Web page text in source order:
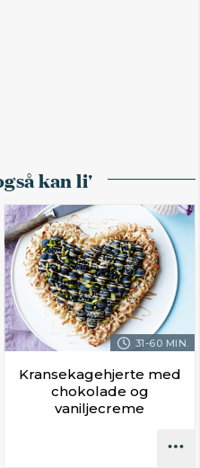
kan li'
31-60 MIN.
Kransekagehjerte med
chokolade og
vaniljecreme